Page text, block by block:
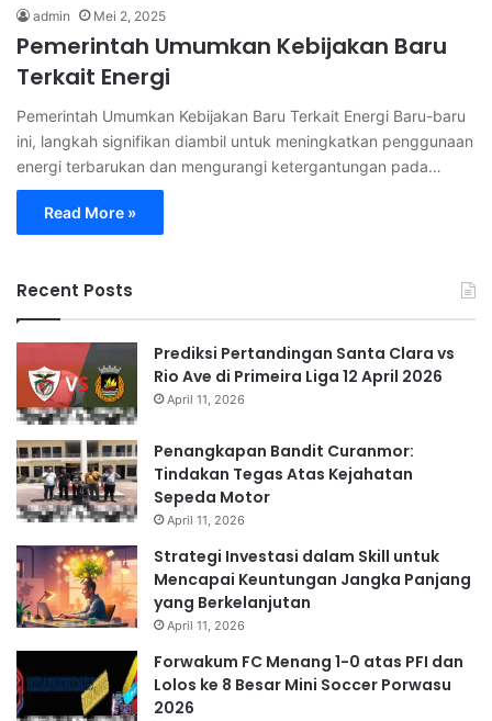
admin Mei 2, 2025
Pemerintah Umumkan Kebijakan Baru
Terkait Energi
Pemerintah Umumkan Kebijakan Baru Terkait Energi Baru-baru
ini, langkah signifikan diambil untuk meningkatkan penggunaan
energi terbarukan dan mengurangi ketergantungan pada…
Read More »
Recent Posts
Prediksi Pertandingan Santa Clara vs
Rio Ave di Primeira Liga 12 April 2026
April 11, 2026
Penangkapan Bandit Curanmor:
Tindakan Tegas Atas Kejahatan
Sepeda Motor
April 11, 2026
Strategi Investasi dalam Skill untuk
Mencapai Keuntungan Jangka Panjang
yang Berkelanjutan
April 11, 2026
Forwakum FC Menang 1-0 atas PFI dan
Lolos ke 8 Besar Mini Soccer Porwasu
2026